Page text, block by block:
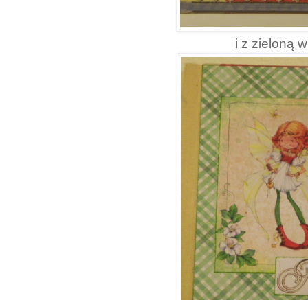
i z zieloną